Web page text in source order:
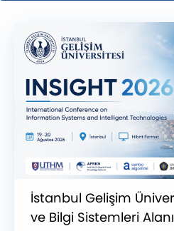
Üniversitesi, Yapay Zeka
Alanındaki Uluslararası